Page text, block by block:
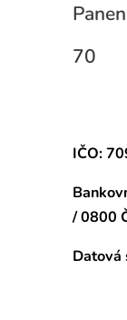
70
IČO:
/ 0800
Datová